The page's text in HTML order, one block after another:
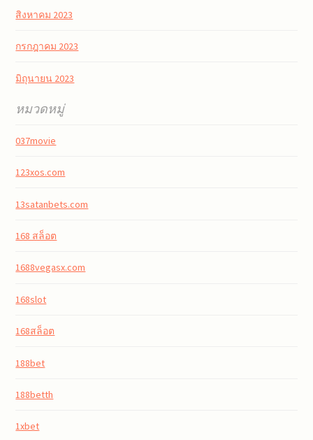
สิงหาคม 2023
กรกฎาคม 2023
มิถุนายน 2023
หมวดหมู่
037movie
123xos.com
13satanbets.com
168 สล็อต
1688vegasx.com
168slot
168สล็อต
188bet
188betth
1xbet